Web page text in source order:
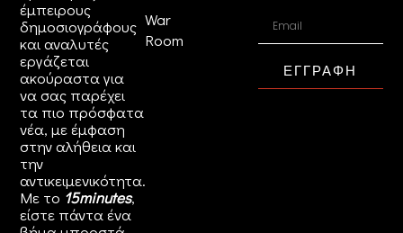
έμπειρους
δημοσιογράφους
και αναλυτές
εργάζεται
ακούραστα για
να σας παρέχει
τα πιο πρόσφατα
νέα, με έμφαση
στην αλήθεια και
την
αντικειμενικότητα.
Με το 15minutes,
είστε πάντα ένα
War
Room
ΕΓΓΡΑΦΗ